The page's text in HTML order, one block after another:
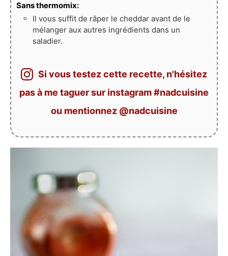
Sans thermomix:
Il vous suffit de râper le cheddar avant de le
mélanger aux autres ingrédients dans un
saladier.
Si vous testez cette recette, n'hésitez
pas à me taguer sur instagram #nadcuisine
ou mentionnez @nadcuisine